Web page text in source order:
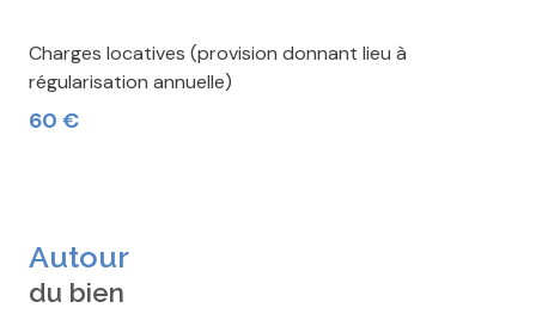
Charges locatives (provision donnant lieu à
régularisation annuelle)
60 €
Autour
du bien